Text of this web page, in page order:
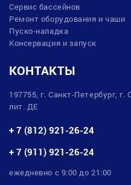
Сервис бассейнов
Ремонт оборудования и чаши
Пуско-наладка
Консервация и запуск
КОНТАКТЫ
197755, г. Санкт-Петербург,
лит. ДЕ
+ 7 (812) 921-26-24
+ 7 (911) 921-26-24
ежедневно с 9:00 до 21:00